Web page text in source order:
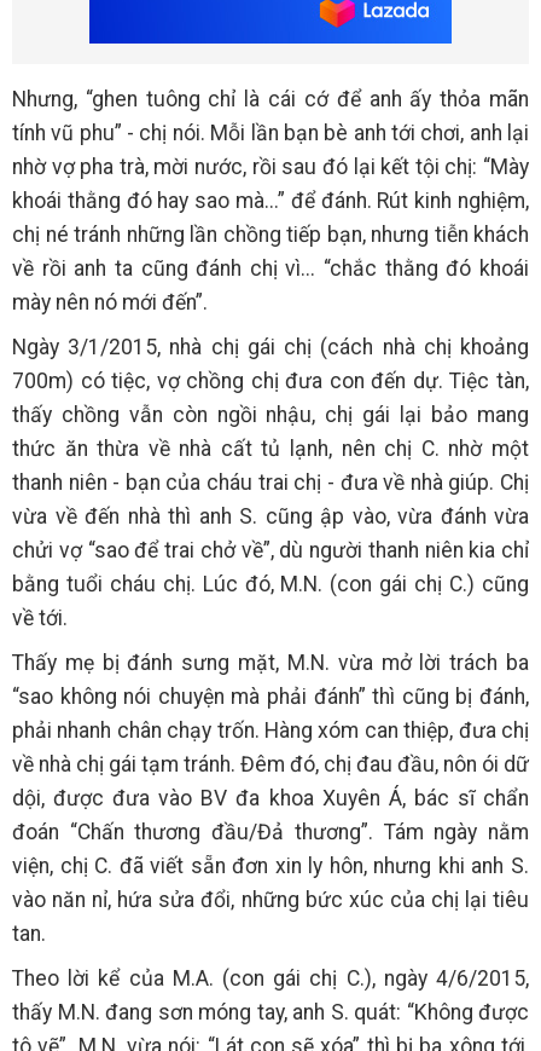
Nhưng, “ghen tuông chỉ là cái cớ để anh ấy thỏa mãn
tính vũ phu” - chị nói. Mỗi lần bạn bè anh tới chơi, anh lại
nhờ vợ pha trà, mời nước, rồi sau đó lại kết tội chị: “Mày
khoái thằng đó hay sao mà...” để đánh. Rút kinh nghiệm,
chị né tránh những lần chồng tiếp bạn, nhưng tiễn khách
về rồi anh ta cũng đánh chị vì... “chắc thằng đó khoái
mày nên nó mới đến”.
Ngày 3/1/2015, nhà chị gái chị (cách nhà chị khoảng
700m) có tiệc, vợ chồng chị đưa con đến dự. Tiệc tàn,
thấy chồng vẫn còn ngồi nhậu, chị gái lại bảo mang
thức ăn thừa về nhà cất tủ lạnh, nên chị C. nhờ một
thanh niên - bạn của cháu trai chị - đưa về nhà giúp. Chị
vừa về đến nhà thì anh S. cũng ập vào, vừa đánh vừa
chửi vợ “sao để trai chở về”, dù người thanh niên kia chỉ
bằng tuổi cháu chị. Lúc đó, M.N. (con gái chị C.) cũng
về tới.
Thấy mẹ bị đánh sưng mặt, M.N. vừa mở lời trách ba
“sao không nói chuyện mà phải đánh” thì cũng bị đánh,
phải nhanh chân chạy trốn. Hàng xóm can thiệp, đưa chị
về nhà chị gái tạm tránh. Đêm đó, chị đau đầu, nôn ói dữ
dội, được đưa vào BV đa khoa Xuyên Á, bác sĩ chẩn
đoán “Chấn thương đầu/Đả thương”. Tám ngày nằm
viện, chị C. đã viết sẵn đơn xin ly hôn, nhưng khi anh S.
vào năn nỉ, hứa sửa đổi, những bức xúc của chị lại tiêu
tan.
Theo lời kể của M.A. (con gái chị C.), ngày 4/6/2015,
thấy M.N. đang sơn móng tay, anh S. quát: “Không được
tô vẽ”. M.N. vừa nói: “Lát con sẽ xóa” thì bị ba xông tới,